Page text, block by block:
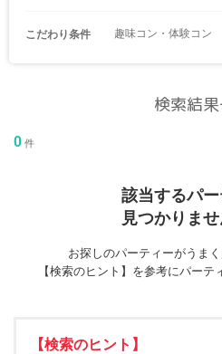
こだわり条件 趣味コン・体験コン
検索結
0 件
該当するパ
見つかりま
お探しのパーティーがうま
【検索のヒント】を参考にパーテ
【検索のヒント】